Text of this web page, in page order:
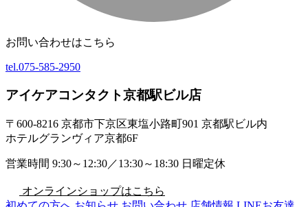
お問い合わせはこちら
tel.075-585-2950
アイケアコンタクト京都駅ビル店
〒600-8216 京都市下京区東塩小路町901 京都駅ビル内
ホテルグランヴィア京都6F
営業時間 9:30～12:30／13:30～18:30 日曜定休
オンラインショップはこちら